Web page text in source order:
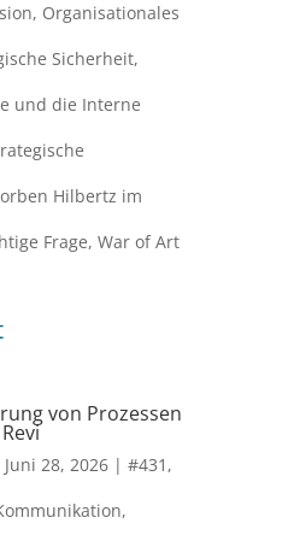
, Organisationales
Sicherheit,
und die Interne
Hilbertz im
Frage, War of Art
von Prozessen
Juni 28, 2026| #431 ,
,